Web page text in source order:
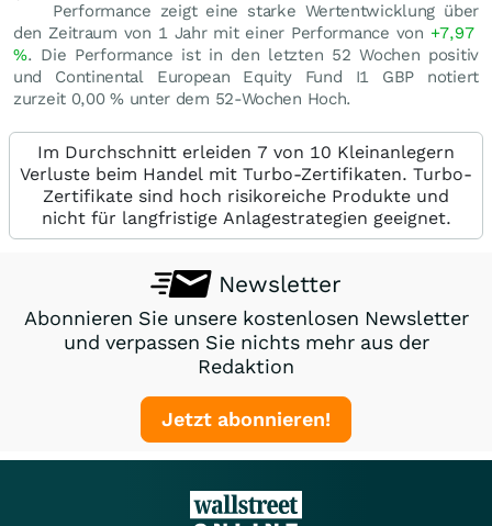
Performance zeigt eine starke Wertentwicklung über
den Zeitraum von 1 Jahr mit einer Performance von +7,97
%. Die Performance ist in den letzten 52 Wochen positiv
und Continental European Equity Fund I1 GBP notiert
zurzeit 0,00%unter dem 52-Wochen Hoch.
Im Durchschnitt erleiden 7 von 10 Kleinanlegern
Verluste beim Handel mit Turbo-Zertifikaten. Turbo-
Zertifikate sind hoch risikoreiche Produkte und
nicht für langfristige Anlagestrategien geeignet.
Newsletter
Abonnieren Sie unsere kostenlosen Newsletter
und verpassen Sie nichts mehr aus der
Redaktion
Jetzt abonnieren!